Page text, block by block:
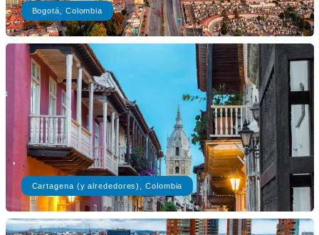
Bogotá, Colombia
Cartagena (y alrededores), Colombia